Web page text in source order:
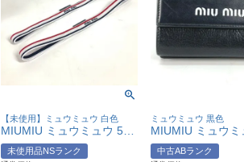
【未使用】ミュウミュウ 白色
未使用品NSランク
ミュウミュウ 黒色
中古ABランク